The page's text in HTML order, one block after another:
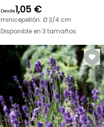
Desde1,05 €
minicepellón: Ø 3/4 cm
Disponible en 3 tamaños